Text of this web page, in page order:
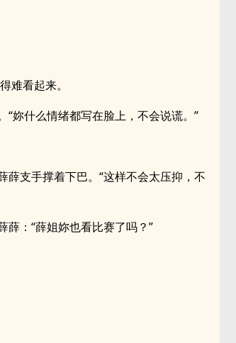
难看起来。
“妳什么情绪都写在脸上，不会说谎。”
薛支手撑着下巴。“这样不会太压抑，不
薛：“薛姐妳也看比赛了吗？”